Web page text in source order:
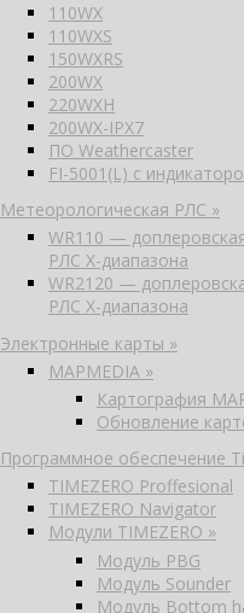
110WX
110WXS
150WXRS
200WX
220WXH
200WX-IPX7
ПО Weathercaster
FI-5001(L) с
Метеорологическая РЛС »
WR110 —
РЛС X-диапазона
WR2120 —
РЛС X-диапазона
Электронные карты »
MAPMEDIA »
Картография
Обновление
Программное обеспечение
TIMEZERO Proffesional
TIMEZERO Navigator
Модули TIMEZERO »
Модуль PBG
Модуль Sounder
Модуль Bottom